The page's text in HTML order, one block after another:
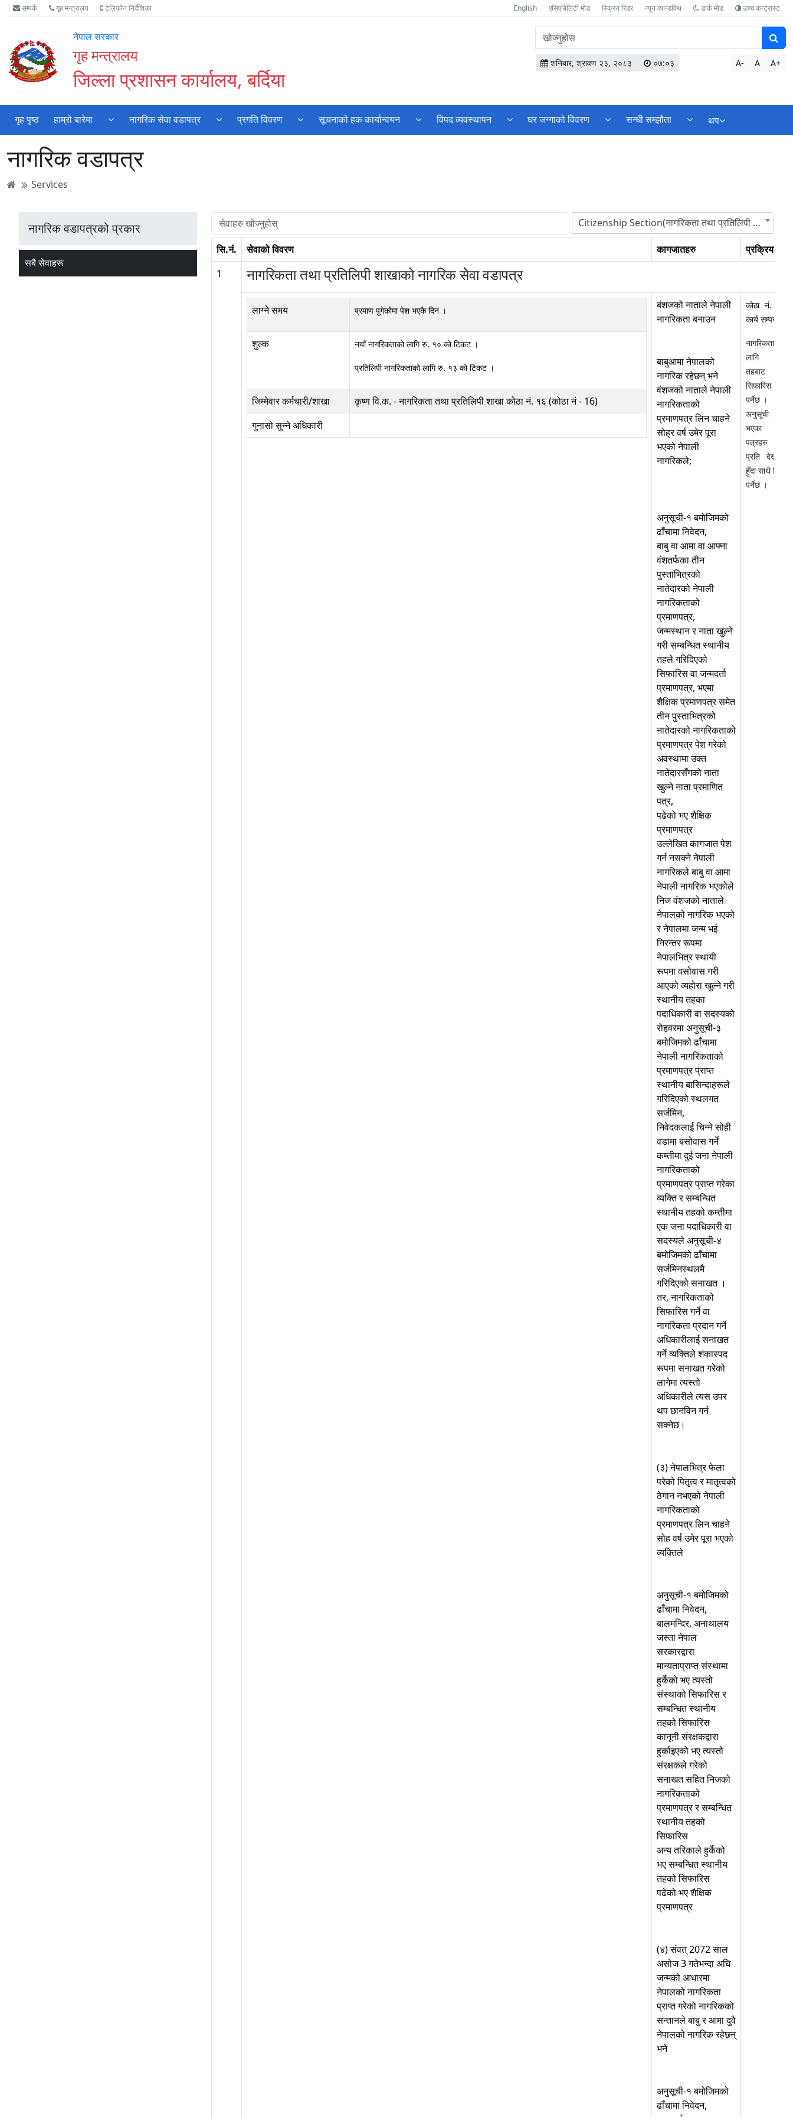
Accessibility
Mode
गर्नुहोस्
मुख्य
सामाग्री
मुख्य
नेभिगेसन
वेबसाइट
खोजमा
सम्पर्क गृह मन्त्रालय टेलिफोन निर्देशिका English एसिएबिलिटी मोड स्क्रिन रिडर न्यून व्यान्डविथ डार्क मोड उच्च कन्ट्रास्ट
नेपाल सरकार
गृह मन्त्रालय
जिल्ला प्रशासन कार्यालय, बर्दिया
वेबसाइटमा
सामग्री
खोज्नुहोस
शनिबार, श्रावण २३, २०८३ ०७:०३ A- A A+
गृह पृष्ठ हाम्रो बारेमा नागरिक सेवा वडापत्र प्रगति विवरण सूचनाको हक कार्यान्वयन विपद व्यवस्थापन घर जग्गाको विवरण सन्धी सम्झौता थप
नागरिक वडापत्र
Services
नागरिक वडापत्रको प्रकार
सबै सेवाहरू
Citizenship Section(नागरिकता तथा प्रतिलिपी शाखा कोठा नं. १६)
सि.नं. सेवाको विवरण कागजातहरु
प्रक्रियाहरु
1
नागरिकता तथा प्रतिलिपी शाखाको नागरिक सेेवा वडापत्र
लाग्ने समय प्रमाण पुगेकोमा पेश भएकै दिन ।
शुल्क नयाँ नागरिकताको लागि रु. १० को टिकट ।
प्रतिलिपी नागरिकताको लागि रु. १३ को टिकट ।
जिम्मेवार कर्मचारी/शाखा कृष्ण वि.क. -नागरिकता तथा प्रतिलिपी शाखा कोठा नं. १६ (कोठा नं - 16)
गुनासो सुन्ने अधिकारी
बंशजको नाताले नेपाली
नागरिकता बनाउन
बाबुआमा नेपालको
नागरिक रहेछन् भने
वंशजको नाताले नेपाली
नागरिकताको
प्रमाणपत्र लिन चाहने
सोह्र वर्ष उमेर पूरा
भएको नेपाली
नागरिकले;
अनुसूची-१ बमोजिमको
ढाँचामा निवेदन,
बाबु वा आमा वा आफ्ना
वंशतर्फका तीन
पुस्ताभित्रको
नातेदारको नेपाली
नागरिकताको
प्रमाणपत्र,
जन्मस्थान र नाता खुल्ने
गरी सम्बन्धित स्थानीय
तहले गरिदिएको
सिफारिस वा जन्मदर्ता
प्रमाणपत्र, भएमा
शैक्षिक प्रमाणपत्र समेत
तीन पुस्ताभित्रको
नातेदारको नागरिकताको
प्रमाणपत्र पेश गरेको
अवस्थामा उक्त
नातेदारसँगको नाता
खुल्ने नाता प्रमाणित
पत्र,
पढेको भए शैक्षिक
प्रमाणपत्र
उल्लेखित कागजात पेश
गर्न नसक्ने नेपाली
नागरिकले बाबु वा आमा
नेपाली नागरिक भएकोले
निज वंशजको नाताले
नेपालको नागरिक भएको
र नेपालमा जन्म भई
निरन्तर रूपमा
नेपालभित्र स्थायी
रूपमा वसोवास गरी
आएको व्यहोरा खुल्ने गरी
स्थानीय तहका
पदाधिकारी वा सदस्यको
रोहवरमा अनुसूची-३
बमोजिमको ढाँचामा
नेपाली नागरिकताको
प्रमाणपत्र प्राप्त
स्थानीय बासिन्दाहरूले
गरिदिएको स्थलगत
सर्जमिन,
निवेदकलाई चिन्ने सोही
वडामा बसोवास गर्ने
कम्तीमा दुई जना नेपाली
नागरिकताको
प्रमाणपत्र प्राप्त गरेका
व्यक्ति र सम्बन्धित
स्थानीय तहको कम्तीमा
एक जना पदाधिकारी वा
सदस्यले अनुसूची-४
बमोजिमको ढाँचामा
सर्जमिनस्थलमै
गरिदिएको सनाखत ।
तर, नागरिकताको
सिफारिस गर्ने वा
नागरिकता प्रदान गर्ने
अधिकारीलाई सनाखत
गर्ने व्यक्तिले शंकास्पद
रूपमा सनाखत गरेको
लागेमा त्यस्तो
अधिकारीले त्यस उपर
थप छानविन गर्न
सक्नेछ।
(३) नेपालभित्र फेला
परेको पितृत्व र मातृत्वको
ठेगान नभएको नेपाली
नागरिकताको
प्रमाणपत्र लिन चाहने
सोह वर्ष उमेर पूरा भएको
व्यक्तिले
अनुसूची-१ बमोजिमको
ढाँचामा निवेदन,
बालमन्दिर, अनाथालय
जस्ता नेपाल
सरकारद्वारा
मान्यताप्राप्त संस्थामा
हुर्केको भए त्यस्तो
संस्थाको सिफारिस र
सम्बन्धित स्थानीय
तहको सिफारिस
कानूनी संरक्षकद्वारा
हुर्काइएको भए त्यस्तो
संरक्षकले गरेको
सनाखत सहित निजको
नागरिकताको
प्रमाणपत्र र सम्बन्धित
स्थानीय तहको
सिफारिस
अन्य तरिकाले हुर्केको
भए सम्बन्धित स्थानीय
तहको सिफारिस
पढेको भए शैक्षिक
प्रमाणपत्र
(४) संवत् 2072 साल
असोज 3 गतेभन्दा अघि
जन्मको आधारमा
नेपालको नागरिकता
प्राप्त गरेको नागरिकको
सन्तानले बाबु र आमा दुवै
नेपालको नागरिक रहेछन्
भने
अनुसूची-१ बमोजिमको
ढाँचामा निवेदन,
कोठा नं. १६
कार्य सम्पन्न
नागरिकता
लागि
तहबाट
सिफारिस भई
पर्नेछ ।
अनुसूची साथ
भएका
पत्रहरु
प्रति देखाउनु
हुँदा साथै लिई
पर्नेछ ।